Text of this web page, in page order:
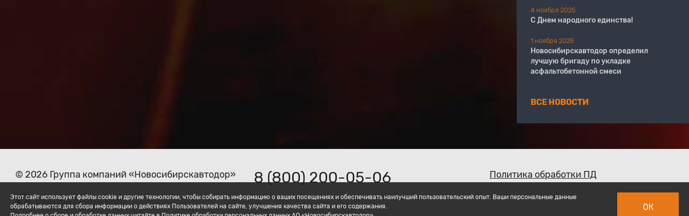
4 ноября 2025
С Днем народного единства!
1 ноября 2025
Новосибирскавтодор определил
лучшую бригаду по укладке
асфальтобетонной смеси
ВСЕ НОВОСТИ
© 2026 Группа компаний «Новосибирскавтодор» 8 (800) 200-05-06 Политика обработки ПД
Вход для сотрудников
Этот сайт использует файлы cookie и другие технологии, чтобы собирать информацию о ваших посещениях и обеспечивать наилучший пользовательский опыт. Ваши персональные данные
обрабатываются для сбора информации о действиях Пользователей на сайте, улучшения качества сайта и его содержания.
ОК